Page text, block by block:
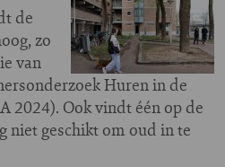
de
zo
van
Huren in de
2024). Ook vindt één op de
niet geschikt om oud in te